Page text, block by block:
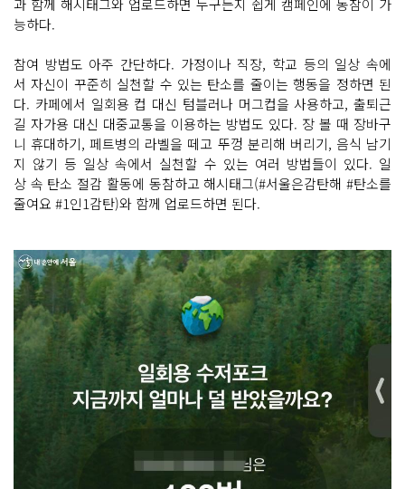
과 함께 해시태그와 업로드하면 누구든지 쉽게 캠페인에 동참이 가
능하다.
참여 방법도 아주 간단하다. 가정이나 직장, 학교 등의 일상 속에
서 자신이 꾸준히 실천할 수 있는 탄소를 줄이는 행동을 정하면 된
다. 카페에서 일회용 컵 대신 텀블러나 머그컵을 사용하고, 출퇴근
길 자가용 대신 대중교통을 이용하는 방법도 있다. 장 볼 때 장바구
니 휴대하기, 페트병의 라벨을 떼고 뚜껑 분리해 버리기, 음식 남기
지 않기 등 일상 속에서 실천할 수 있는 여러 방법들이 있다. 일
상 속 탄소 절감 활동에 동참하고 해시태그(#서울은감탄해 #탄소를
줄여요 #1인1감탄)와 함께 업로드하면 된다.